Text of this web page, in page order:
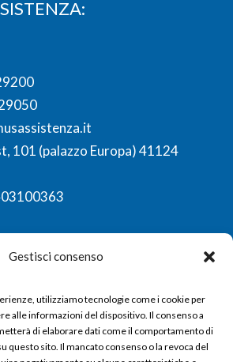
Gestisci consenso
utilizziamo tecnologie come i cookie per
alle informazioni del dispositivo. Il consenso a
di elaborare dati come il comportamento di
questo sito. Il mancato consenso o la revoca del
101 (palazzo Europa) 41124
INSTAGRAM